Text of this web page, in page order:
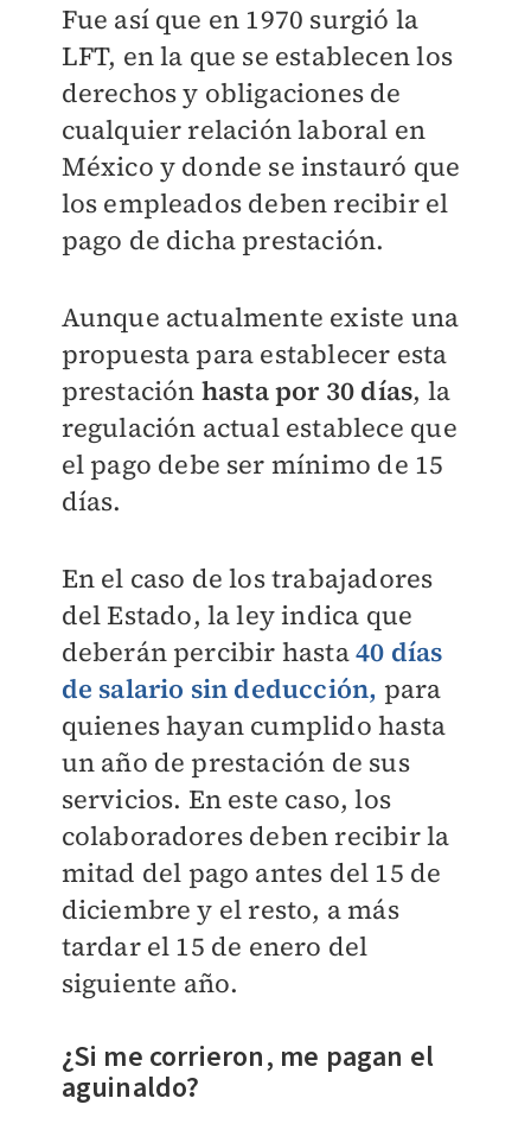
Fue así que en 1970 surgió la
LFT, en la que se establecen los
derechos y obligaciones de
cualquier relación laboral en
México y donde se instauró que
los empleados deben recibir el
pago de dicha prestación.
Aunque actualmente existe una
propuesta para establecer esta
prestación hasta por 30 días, la
regulación actual establece que
el pago debe ser mínimo de 15
días.
En el caso de los trabajadores
del Estado, la ley indica que
deberán percibir hasta40 días
de salario sin deducción, para
quienes hayan cumplido hasta
un año de prestación de sus
servicios. En este caso, los
colaboradores deben recibir la
mitad del pago antes del 15 de
diciembre y el resto, a más
tardar el 15 de enero del
siguiente año.
¿Si me corrieron, me pagan el
aguinaldo?